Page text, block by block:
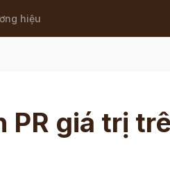
hiệu
PR giá trị